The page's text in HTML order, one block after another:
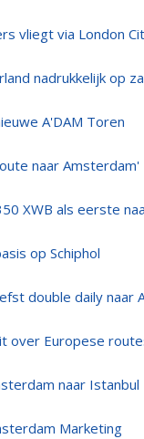
vliegt via London
nadrukkelijk op
A'DAM Toren
naar Amsterdam'
XWB als eerste
op Schiphol
double daily naar
over Europese
naar Istanbul
Marketing